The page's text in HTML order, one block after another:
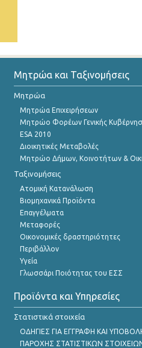
Μητρώα και Ταξινομήσεις
Μητρώα
Μητρώα Επιχειρήσεων
Μητρώο Φορέων Γενικής
ESA 2010
Διοικητικές Μεταβολές
Μητρώο Δήμων, Κοινοτήτων &
Ταξινομήσεις
Ατομική Κατανάλωση
Βιομηχανικά Προϊόντα
Επαγγέλματα
Μεταφορές
Οικονομικές δραστηριότητες
Περιβάλλον
Υγεία
Γλωσσάρι Ποιότητας του ΕΣΣ
Προϊόντα και Υπηρεσίες
Στατιστικά στοιχεία
ΟΔΗΓΙΕΣ ΓΙΑ ΕΓΓΡΑΦΗ ΚΑΙ
ΠΑΡΟΧΗΣ ΣΤΑΤΙΣΤΙΚΩΝ